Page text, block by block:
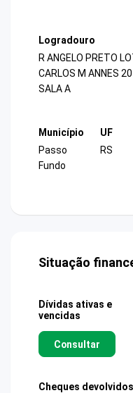
Logradouro
R ANGELO PRETO
CARLOS M ANNES
SALA A
Município
Passo
Fundo
UF
RS
Situação
Dívidas ativas e
vencidas
Consultar
Cheques devolvidos